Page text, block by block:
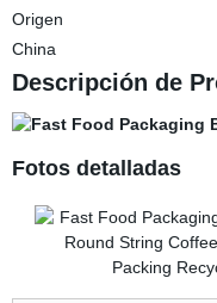
Origen
China
Descripción de
Fotos detalladas